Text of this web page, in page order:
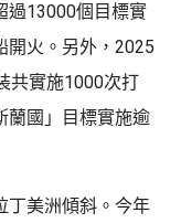
過13000個目標實
開火。另外，2025
共實施1000次打
蘭國」目標實施逾
丁美洲傾斜。今年